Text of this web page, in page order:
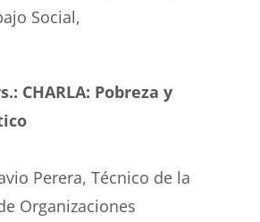
Social,
CHARLA: Pobreza y
Perera, Técnico de la
Organizaciones